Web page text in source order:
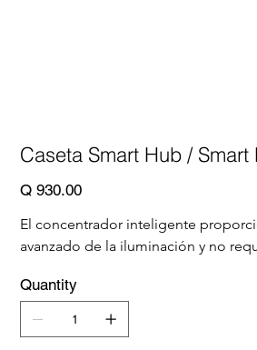
Caseta Smart Hub / Smart
Price
Q 930.00
El concentrador inteligente
avanzado de la iluminación y no
Quantity